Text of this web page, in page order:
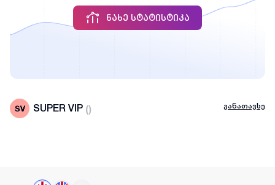
ᲜᲐᲮᲔ ᲡᲢᲐᲢᲘᲡᲢᲘᲙᲐ
SUPER VIP () განათავსე